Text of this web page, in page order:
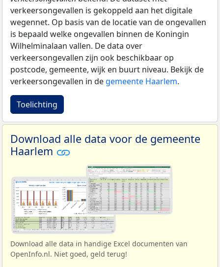
verkeersongevallen is gekoppeld aan het digitale
wegennet. Op basis van de locatie van de ongevallen
is bepaald welke ongevallen binnen de Koningin
Wilhelminalaan vallen. De data over
verkeersongevallen zijn ook beschikbaar op
postcode, gemeente, wijk en buurt niveau. Bekijk de
verkeersongevallen in de gemeente Haarlem.
Toelichting
Download alle data voor de gemeente
Haarlem
Download alle data in handige Excel documenten van
OpenInfo.nl. Niet goed, geld terug!